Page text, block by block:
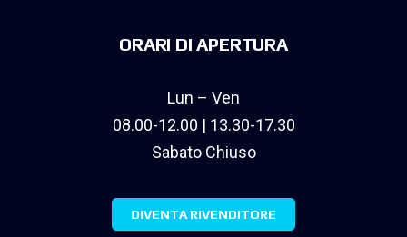
ORARI DI APERTURA
Lun – Ven
08.00-12.00 | 13.30-17.30
Sabato Chiuso
DIVENTA RIVENDITORE